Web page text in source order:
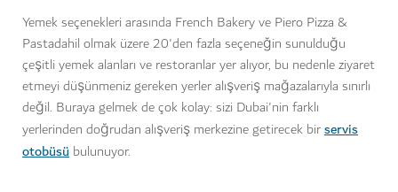
Yemek seçenekleri arasında French Bakery ve Piero Pizza &
Pastadahil olmak üzere 20'den fazla seçeneğin sunulduğu
çeşitli yemek alanları ve restoranlar yer alıyor, bu nedenle ziyaret
etmeyi düşünmeniz gereken yerler alışveriş mağazalarıyla sınırlı
değil. Buraya gelmek de çok kolay: sizi Dubai'nin farklı
yerlerinden doğrudan alışveriş merkezine getirecek birservis
otobüsü bulunuyor.